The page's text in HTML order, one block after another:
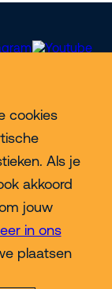
cookies
Als je
akkoord
jouw
in ons
plaatsen